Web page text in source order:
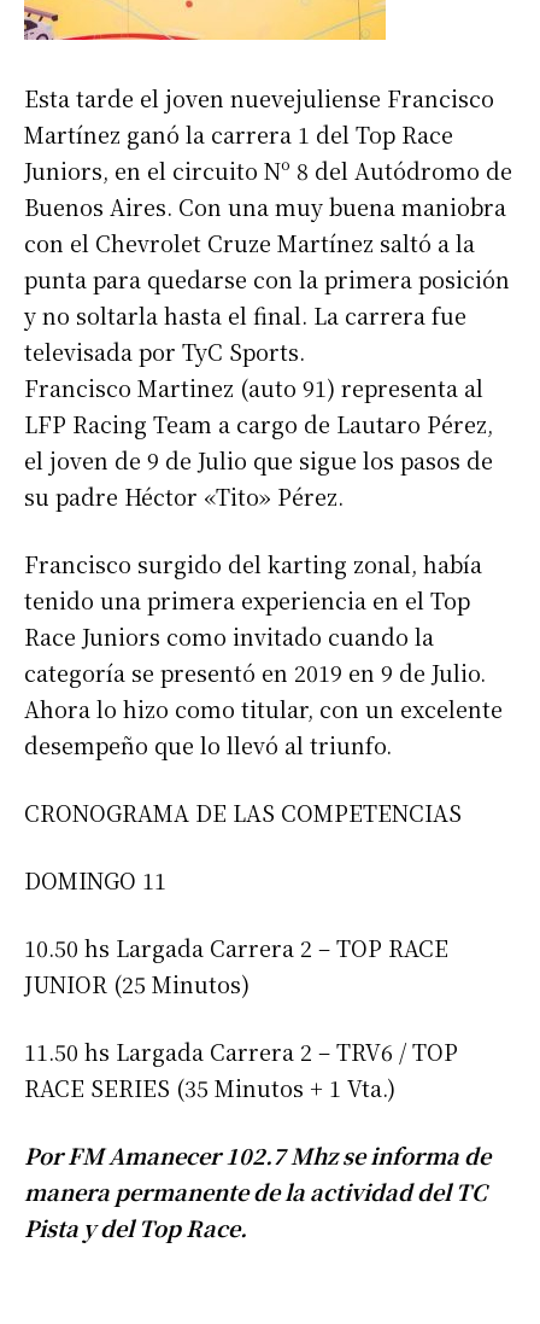
Esta tarde el joven nuevejuliense Francisco
Martínez ganó la carrera 1 del Top Race
Juniors, en el circuito Nº 8 del Autódromo de
Buenos Aires. Con una muy buena maniobra
con el Chevrolet Cruze Martínez saltó a la
punta para quedarse con la primera posición
y no soltarla hasta el final. La carrera fue
televisada por TyC Sports.
Francisco Martinez (auto 91) representa al
LFP Racing Team a cargo de Lautaro Pérez,
el joven de 9 de Julio que sigue los pasos de
su padre Héctor «Tito» Pérez.
Francisco surgido del karting zonal, había
tenido una primera experiencia en el Top
Race Juniors como invitado cuando la
categoría se presentó en 2019 en 9 de Julio.
Ahora lo hizo como titular, con un excelente
desempeño que lo llevó al triunfo.
CRONOGRAMA DE LAS COMPETENCIAS
DOMINGO 11
10.50 hs Largada Carrera 2 – TOP RACE
JUNIOR (25 Minutos)
11.50 hs Largada Carrera 2 – TRV6 / TOP
RACE SERIES (35 Minutos + 1 Vta.)
Por FM Amanecer 102.7 Mhz se informa de
manera permanente de la actividad del TC
Pista y del Top Race.